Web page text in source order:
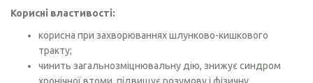
Корисні властивості:
корисна при захворюваннях шлунково-кишкового
тракту;
чинить загальнозміцнювальну дію, знижує синдром